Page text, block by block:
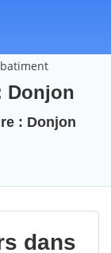
Donjon
: Donjon
dans